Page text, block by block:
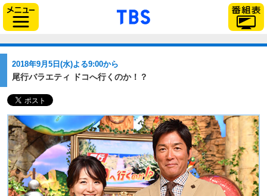
「TBSテレビ」トップ
2018年9月5日(水)よる9:00から
尾行バラエティ ドコへ行くのか！？